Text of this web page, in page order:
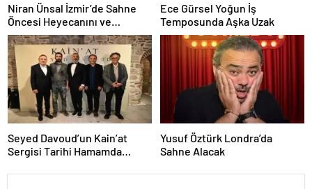
Niran Ünsal İzmir’de Sahne
Öncesi Heyecanını ve
Projelerini Anlattı
Ece Gürsel Yoğun İş
Temposunda Aşka Uzak
Seyed Davoud’un Kain’at
Sergisi Tarihi Hamamda
Yusuf Öztürk Londra’da
Sahne Alacak